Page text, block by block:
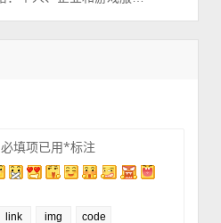
必填项已用*标注